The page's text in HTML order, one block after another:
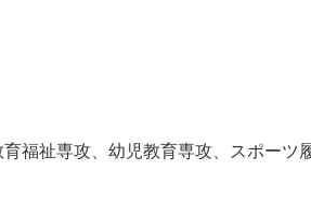
福祉専攻、幼児教育専攻、スポーツ